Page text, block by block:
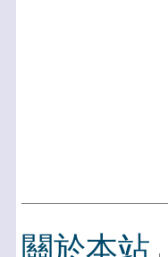
關於本站